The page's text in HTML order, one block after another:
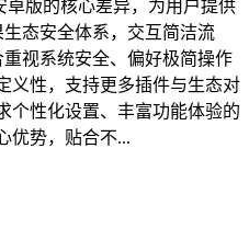
卓版的核心差异，为用户提供
态安全体系，交互简洁流
视系统安全、偏好极简操作
义性，支持更多插件与生态对
个性化设置、丰富功能体验的
优势，贴合不...